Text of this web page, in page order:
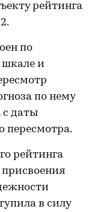
рейтинга
по
шкале и
по нему
с даты
пересмотра.
рейтинга
в силу